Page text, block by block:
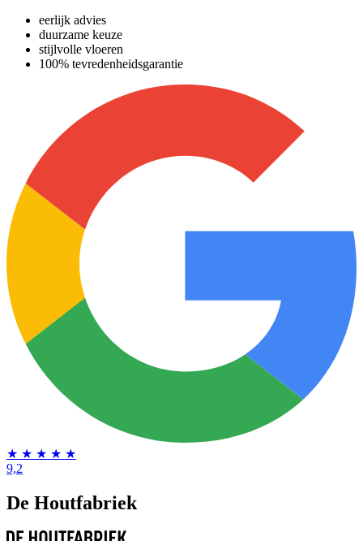
eerlijk advies
duurzame keuze
stijlvolle vloeren
100% tevredenheidsgarantie
★ ★ ★ ★ ★
9,2
De Houtfabriek